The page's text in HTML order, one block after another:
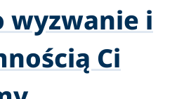
wyzwanie i
Ci